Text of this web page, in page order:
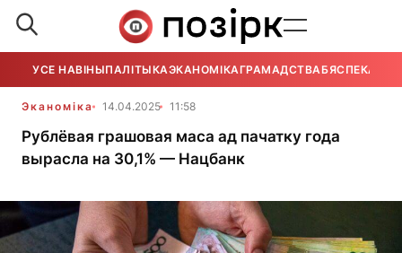
УСЕ НАВІНЫПАЛІТЫКАЭКАНОМІКАГРАМАДСТВАБЯСПЕКА
Эканоміка 14.04.2025 11:58
Рублёвая грашовая маса ад пачатку года
вырасла на 30,1% — Нацбанк